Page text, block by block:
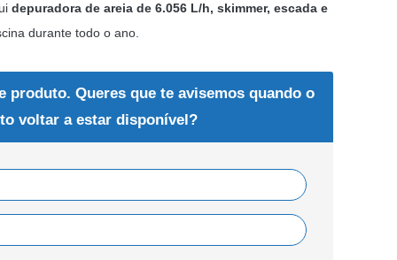
era:
2.511,54 €.
é:
2.009,23 €.
depuradora de areia de 6.056 L/h, skimmer, escada e
durante todo o ano.
produto. Queres que te avisemos quando o
voltar a estar disponível?